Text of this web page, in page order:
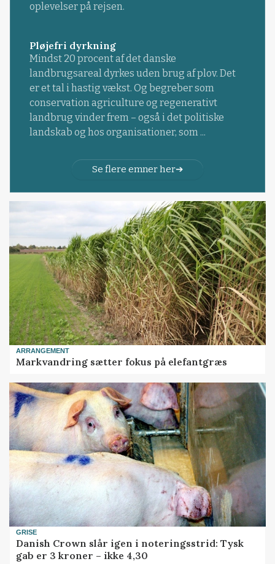
oplevelser på rejsen.
Pløjefri dyrkning
Mindst 20 procent af det danske
landbrugsareal dyrkes uden brug af plov. Det
er et tal i hastig vækst. Og begreber som
conservation agriculture og regenerativt
landbrug vinder frem – også i det politiske
landskab og hos organisationer, som ...
Se flere emner her
ARRANGEMENT
Markvandring sætter fokus på elefantgræs
GRISE
Danish Crown slår igen i noteringsstrid: Tysk
gab er 3 kroner – ikke 4,30